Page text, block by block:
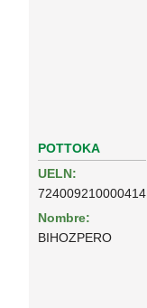
POTTOKA
UELN:
724009210000414
Nombre:
BIHOZPERO